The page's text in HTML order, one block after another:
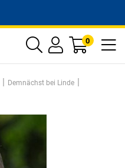
0
| Demnächst bei Linde |